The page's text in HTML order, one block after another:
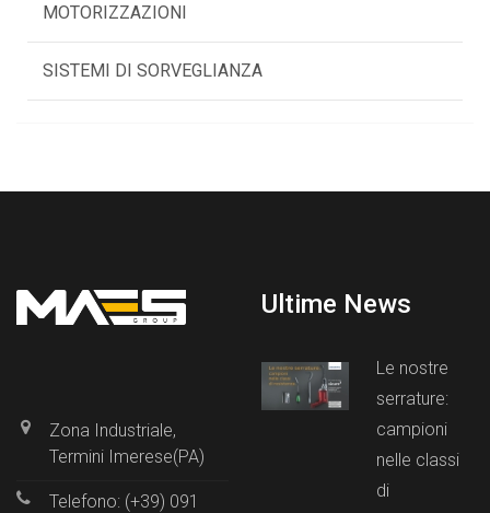
MOTORIZZAZIONI
SISTEMI DI SORVEGLIANZA
Zona Industriale,
Termini Imerese(PA)
Telefono: (+39) 091
Ultime News
Le nostre
serrature:
campioni
nelle classi
di